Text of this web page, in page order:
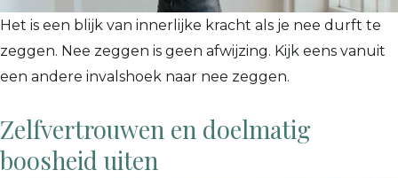
Het is een blijk van innerlijke kracht als je nee durft te
zeggen. Nee zeggen is geen afwijzing. Kijk eens vanuit
een andere invalshoek naar nee zeggen.
Zelfvertrouwen en doelmatig
boosheid uiten